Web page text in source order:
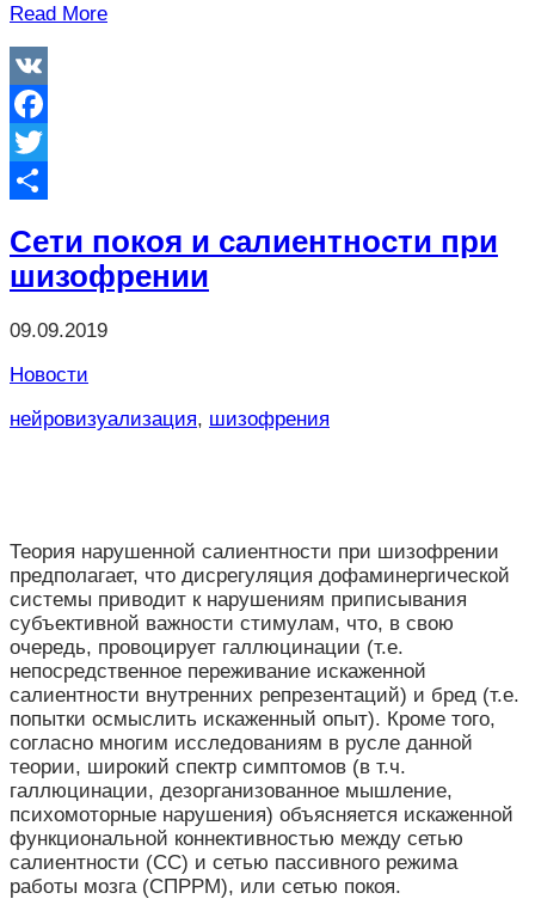
Read More
VK
Facebook
Twitter
Сети покоя и салиентности при
шизофрении
09.09.2019
Новости
нейровизуализация, шизофрения
Теория нарушенной салиентности при шизофрении
предполагает, что дисрегуляция дофаминергической
системы приводит к нарушениям приписывания
субъективной важности стимулам, что, в свою
очередь, провоцирует галлюцинации (т.е.
непосредственное переживание искаженной
салиентности внутренних репрезентаций) и бред (т.е.
попытки осмыслить искаженный опыт). Кроме того,
согласно многим исследованиям в русле данной
теории, широкий спектр симптомов (в т.ч.
галлюцинации, дезорганизованное мышление,
психомоторные нарушения) объясняется искаженной
функциональной коннективностью между сетью
салиентности (СС) и сетью пассивного режима
работы мозга (СПРРМ), или сетью покоя.